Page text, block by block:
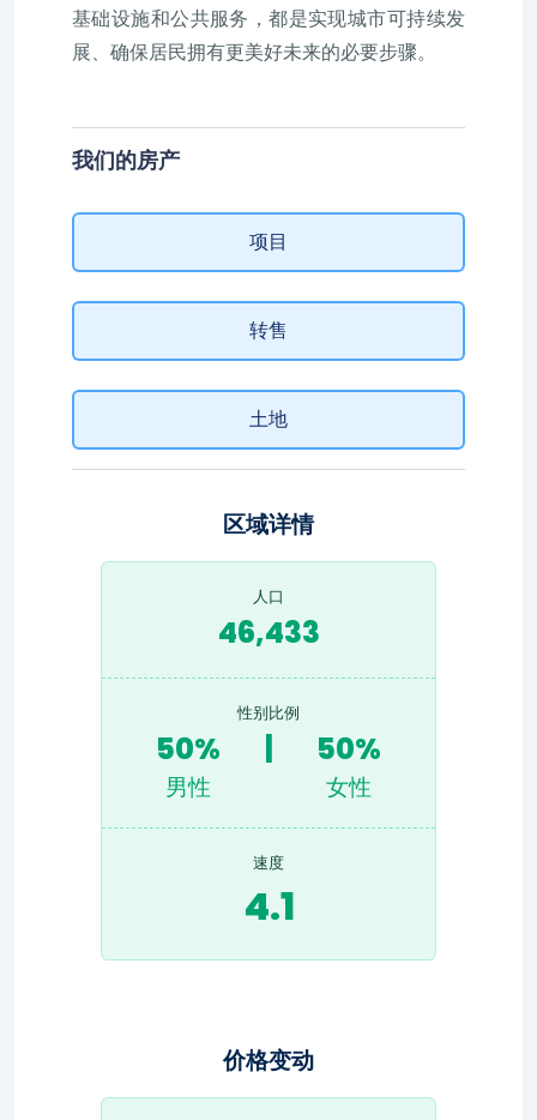
基础设施和公共服务，都是实现城市可持续发
展、确保居民拥有更美好未来的必要步骤。
我们的房产
项目
转售
土地
区域详情
人口
46,433
性别比例
50%
男性
50%
女性
速度
4.1
价格变动